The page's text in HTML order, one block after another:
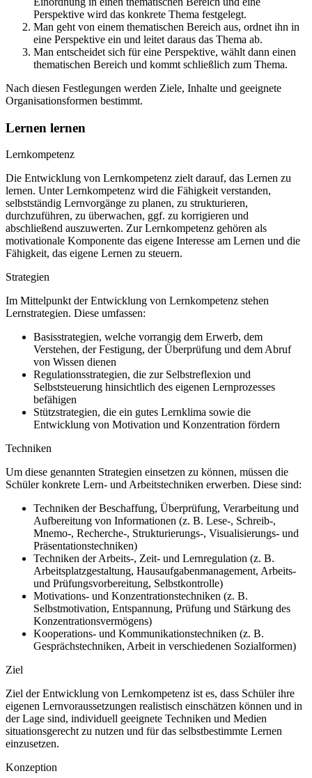
Perspektive wird das konkrete Thema festgelegt.
Man geht von einem thematischen Bereich aus, ordnet ihn in
eine Perspektive ein und leitet daraus das Thema ab.
Man entscheidet sich für eine Perspektive, wählt dann einen
thematischen Bereich und kommt schließlich zum Thema.
Nach diesen Festlegungen werden Ziele, Inhalte und geeignete
Organisationsformen bestimmt.
Lernen lernen
Lernkompetenz
Die Entwicklung von Lernkompetenz zielt darauf, das Lernen zu
lernen. Unter Lernkompetenz wird die Fähigkeit verstanden,
selbstständig Lernvorgänge zu planen, zu strukturieren,
durchzuführen, zu überwachen, ggf. zu korrigieren und
abschließend auszuwerten. Zur Lernkompetenz gehören als
motivationale Komponente das eigene Interesse am Lernen und die
Fähigkeit, das eigene Lernen zu steuern.
Strategien
Im Mittelpunkt der Entwicklung von Lernkompetenz stehen
Lernstrategien. Diese umfassen:
Basisstrategien, welche vorrangig dem Erwerb, dem
Verstehen, der Festigung, der Überprüfung und dem Abruf
von Wissen dienen
Regulationsstrategien, die zur Selbstreflexion und
Selbststeuerung hinsichtlich des eigenen Lernprozesses
befähigen
Stützstrategien, die ein gutes Lernklima sowie die
Entwicklung von Motivation und Konzentration fördern
Techniken
Um diese genannten Strategien einsetzen zu können, müssen die
Schüler konkrete Lern- und Arbeitstechniken erwerben. Diese sind:
Techniken der Beschaffung, Überprüfung, Verarbeitung und
Aufbereitung von Informationen (z. B. Lese-, Schreib-,
Mnemo-, Recherche-, Strukturierungs-, Visualisierungs- und
Präsentationstechniken)
Techniken der Arbeits-, Zeit- und Lernregulation (z. B.
Arbeitsplatzgestaltung, Hausaufgabenmanagement, Arbeits-
und Prüfungsvorbereitung, Selbstkontrolle)
Motivations- und Konzentrationstechniken (z. B.
Selbstmotivation, Entspannung, Prüfung und Stärkung des
Konzentrationsvermögens)
Kooperations- und Kommunikationstechniken (z. B.
Gesprächstechniken, Arbeit in verschiedenen Sozialformen)
Ziel
Ziel der Entwicklung von Lernkompetenz ist es, dass Schüler ihre
eigenen Lernvoraussetzungen realistisch einschätzen können und in
der Lage sind, individuell geeignete Techniken und Medien
situationsgerecht zu nutzen und für das selbstbestimmte Lernen
einzusetzen.
Konzeption